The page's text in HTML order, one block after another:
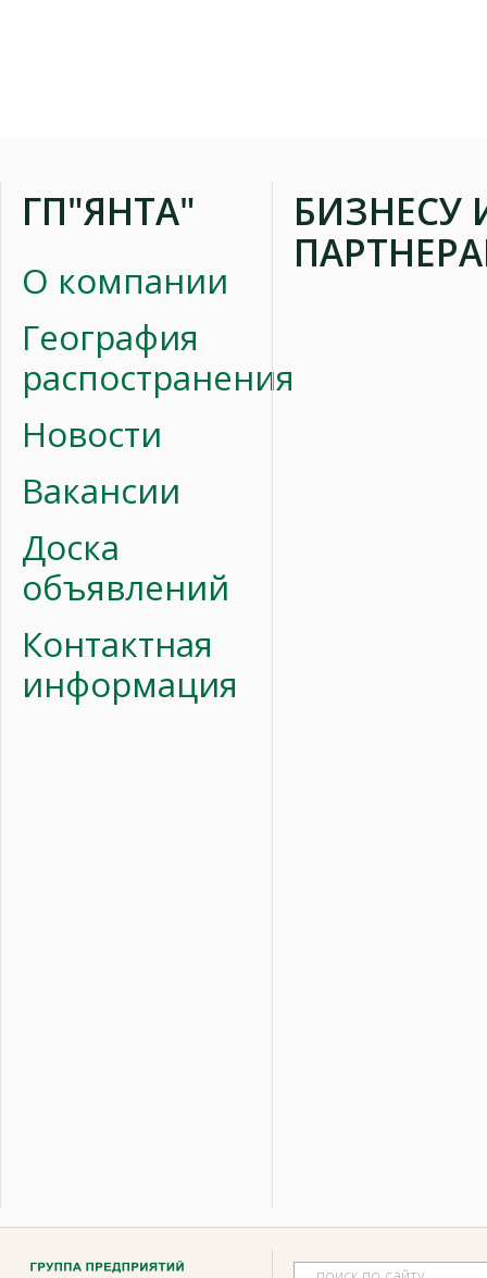
ГП"ЯНТА"
О компании
География
распостранения
Новости
Вакансии
Доска
объявлений
Контактная
информация
БИЗНЕСУ